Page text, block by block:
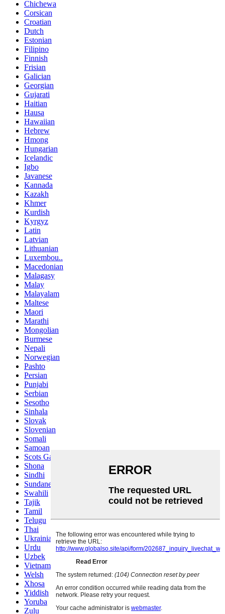
Chichewa
Corsican
Croatian
Dutch
Estonian
Filipino
Finnish
Frisian
Galician
Georgian
Gujarati
Haitian
Hausa
Hawaiian
Hebrew
Hmong
Hungarian
Icelandic
Igbo
Javanese
Kannada
Kazakh
Khmer
Kurdish
Kyrgyz
Latin
Latvian
Lithuanian
Luxembou..
Macedonian
Malagasy
Malay
Malayalam
Maltese
Maori
Marathi
Mongolian
Burmese
Nepali
Norwegian
Pashto
Persian
Punjabi
Serbian
Sesotho
Sinhala
Slovak
Slovenian
Somali
Samoan
Scots Gaelic
Shona
Sindhi
Sundanese
Swahili
Tajik
Tamil
Telugu
Thai
Ukrainian
Urdu
Uzbek
Vietnamese
Welsh
Xhosa
Yiddish
Yoruba
Zulu